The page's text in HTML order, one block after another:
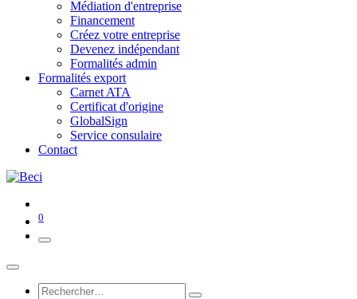
Médiation d'entreprise
Financement
Créez votre entreprise
Devenez indépendant
Formalités admin
Formalités export
Carnet ATA
Certificat d'origine
GlobalSign
Service consulaire
Contact
0